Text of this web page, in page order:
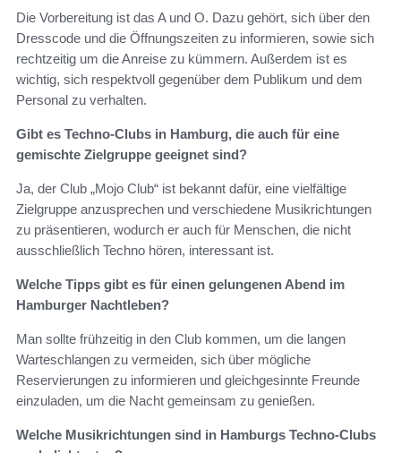
Die Vorbereitung ist das A und O. Dazu gehört, sich über den
Dresscode und die Öffnungszeiten zu informieren, sowie sich
rechtzeitig um die Anreise zu kümmern. Außerdem ist es
wichtig, sich respektvoll gegenüber dem Publikum und dem
Personal zu verhalten.
Gibt es Techno-Clubs in Hamburg, die auch für eine
gemischte Zielgruppe geeignet sind?
Ja, der Club „Mojo Club“ ist bekannt dafür, eine vielfältige
Zielgruppe anzusprechen und verschiedene Musikrichtungen
zu präsentieren, wodurch er auch für Menschen, die nicht
ausschließlich Techno hören, interessant ist.
Welche Tipps gibt es für einen gelungenen Abend im
Hamburger Nachtleben?
Man sollte frühzeitig in den Club kommen, um die langen
Warteschlangen zu vermeiden, sich über mögliche
Reservierungen zu informieren und gleichgesinnte Freunde
einzuladen, um die Nacht gemeinsam zu genießen.
Welche Musikrichtungen sind in Hamburgs Techno-Clubs